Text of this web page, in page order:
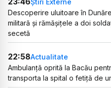
Descoperire uluitoare în
militară și rămășițele a doi
secetă
22:58Actualitate
Ambulanță oprită la Bacău
transporta la spital o fetiță de